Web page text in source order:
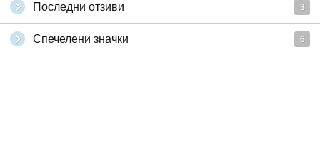
Последни отзиви 3
Спечелени значки 6